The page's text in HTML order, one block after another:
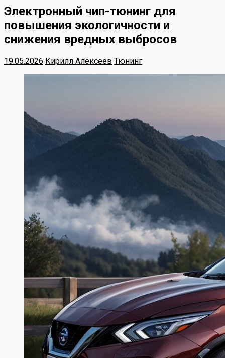
Электронный чип-тюнинг для
повышения экологичности и
снижения вредных выбросов
19.05.2026 Кирилл Алексеев Тюнинг